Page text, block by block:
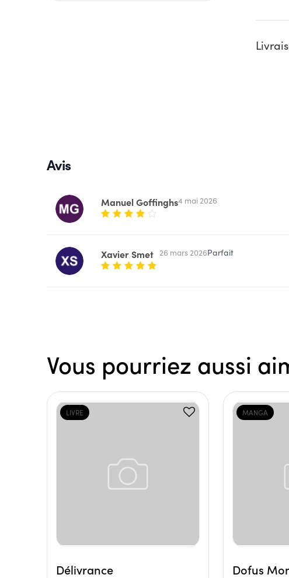
Avis
Manuel Goffinghs4 mai 2026
Xavier Smet 26 mars 2026Parfait
Vous pourriez aussi
LIVRE
Délivrance
MANGA
Dofus